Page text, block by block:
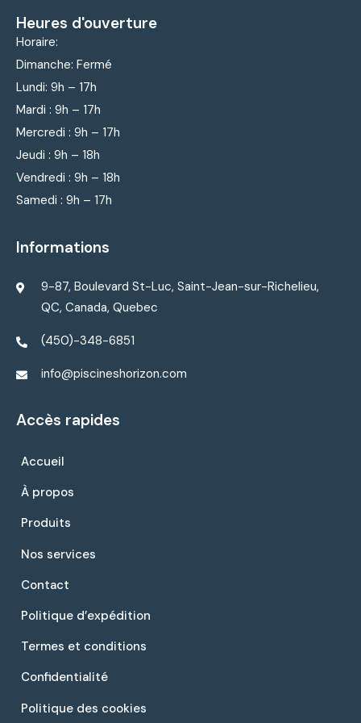
Heures d'ouverture
Horaire:
Dimanche: Fermé
Lundi: 9h – 17h
Mardi : 9h – 17h
Mercredi : 9h – 17h
Jeudi : 9h – 18h
Vendredi : 9h – 18h
Samedi : 9h – 17h
Informations
9-87, Boulevard St-Luc, Saint-Jean-sur-Richelieu,
QC, Canada, Quebec
(450)-348-6851
info@piscineshorizon.com
Accès rapides
Accueil
À propos
Produits
Nos services
Contact
Politique d’expédition
Termes et conditions
Confidentialité
Politique des cookies